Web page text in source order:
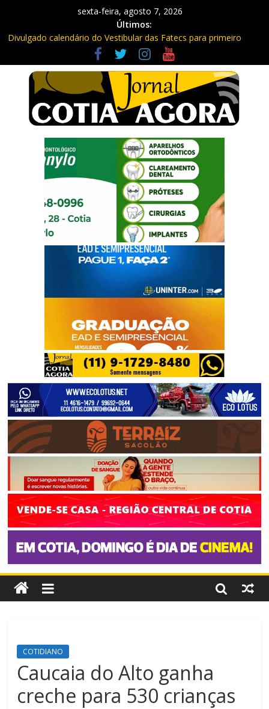
sexta-feira, agosto 7, 2026
Últimos:
Divulgado calendário do Vestibular das Fatecs para primeiro
Mapa da Desigualdade da Grande SP: Vargem Grande Paulista
em boa posição. Cotia entre as últimas do ranking
Morador denuncia furto de cabos em postes na Estrada da
Roselândia
Itapevi: Em duas ocorrências, PM recupera carga roubada,
Sebrae promove curso de compras públicas em Vargem Grande
COTIDIANO
Caucaia do Alto ganha
creche para 530 crianças